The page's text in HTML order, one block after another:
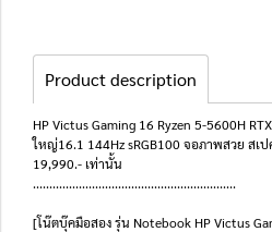
Product description
HP Victus Gaming 16 Ryzen 5-5600H
ใหญ่16.1 144Hz sRGB100 จอภาพสวย สเป
19,990.- เท่านั้น
..............................................................
[โน๊ตบุ๊คมือสอง รุ่น Notebook HP Victus